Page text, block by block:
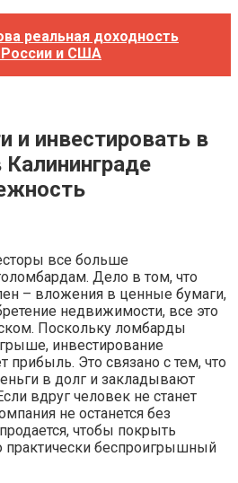
реальная доходность
и США
и инвестировать в
все больше
Дело в том, что
– вложения в ценные бумаги,
недвижимости, все это
Поскольку ломбарды
инвестирование
прибыль. Это связано с тем, что
в долг и закладывают
вдруг человек не станет
не останется без
чтобы покрыть
практически беспроигрышный